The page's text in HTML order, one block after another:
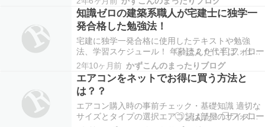
れ、十分な睡眠をとることすら難しい現代人にと
って、わざわざ早起きしてまで朝活をする理由が
見つからないかもしれません。 しかし、実は朝活
にはあなたの毎…
知識ゼロの建築系職人が宅建士に独学一
発合格した勉強法！
宅建に独学一発合格に使用したテキストや勉強
法、学習スケジュール！ 年齢は２０代半ば、仕事
は住宅設備機器の施工代理店。言ってみれば現場
の職人さんです。そんなわたしがゼロからのスタ
ートで２０００年（平成１２年）に宅建士に合格
しました！宅建は独学でも合格が可能です！ 記事
コンセプト …
2年10ヶ月前 かずこんのまったりブログ
エアコンをネットでお得に買う方法と
は？？
エアコン購入時の事前チェック・基礎知識 適切な
サイズとタイプの選択エアコンは部屋のサイズや